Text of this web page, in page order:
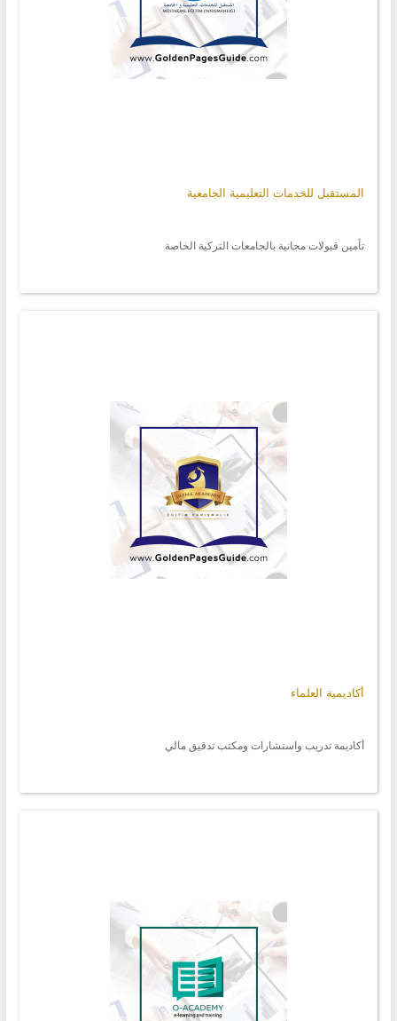
المستقبل للخدمات التعليمية الجامعية
تأمين قبولات مجانية بالجامعات التركية الخاصة
أكاديمية العلماء
أكاديمة تدريب واستشارات ومكتب تدقيق مالي